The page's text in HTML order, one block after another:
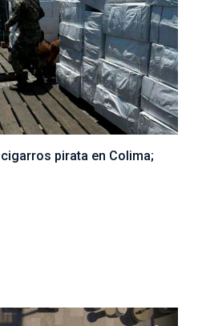
pirata en Colima;